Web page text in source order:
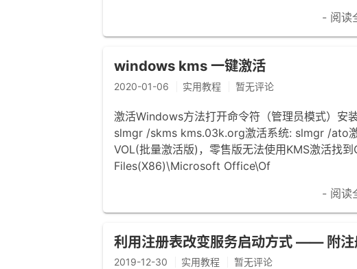
- 阅读
windows kms 一键激活
2020-01-06 实用教程 暂无评论
激活Windows方法打开命令符（管理员模式）安
slmgr /skms kms.03k.org激活系统: slmgr /ato
VOL(批量激活版)，零售版无法使用KMS激活找
Files(X86)\Microsoft Office\Of
- 阅读
利用注册表改变服务启动方式 —— 附
2019-12-30 实用教程 暂无评论